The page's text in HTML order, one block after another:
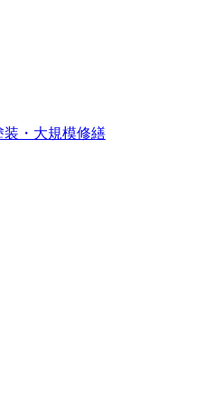
装・大規模修繕